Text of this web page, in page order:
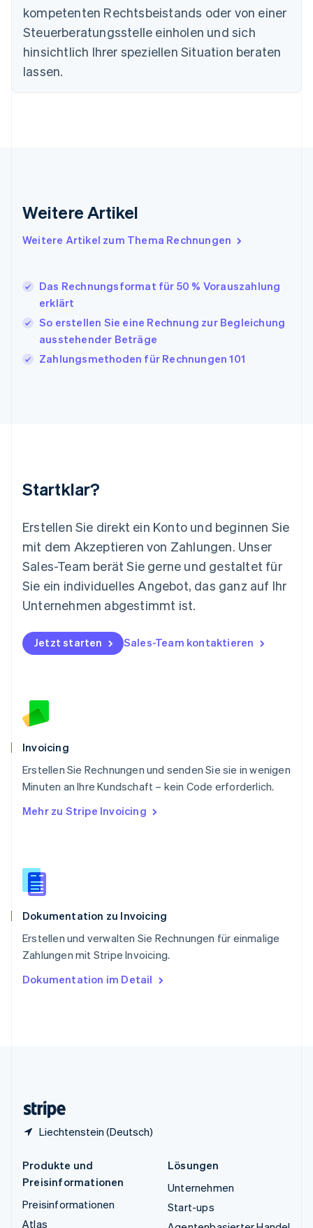
kompetenten Rechtsbeistands oder von einer
Steuerberatungsstelle einholen und sich
hinsichtlich Ihrer speziellen Situation beraten
lassen.
Weitere Artikel
Weitere Artikel zum Thema Rechnungen
Das Rechnungsformat für 50 % Vorauszahlung
erklärt
So erstellen Sie eine Rechnung zur Begleichung
ausstehender Beträge
Zahlungsmethoden für Rechnungen 101
Startklar?
Erstellen Sie direkt ein Konto und beginnen Sie
mit dem Akzeptieren von Zahlungen. Unser
Sales-Team berät Sie gerne und gestaltet für
Sie ein individuelles Angebot, das ganz auf Ihr
Unternehmen abgestimmt ist.
Jetzt starten Sales-Team kontaktieren
Invoicing
Erstellen Sie Rechnungen und senden Sie sie in wenigen
Minuten an Ihre Kundschaft – kein Code erforderlich.
Mehr zu Stripe Invoicing
Dokumentation zu Invoicing
Erstellen und verwalten Sie Rechnungen für einmalige
Zahlungen mit Stripe Invoicing.
Dokumentation im Detail
Liechtenstein (Deutsch)
Finnland
EnglishSvenska
FrançaisEnglish
Gibraltar
Japan
Kanada
EnglishItaliano
Lettland
Liechtenstein
DeutschEnglish
Litauen
Español English
Niederlande
NederlandsEnglish
English
Österreich
Deutsch
Polen
Portugal
PortuguêsEnglish
Schweden
Schweiz
Singapur
English简体中文
Slowakei
Slowenien
English
Spanien
Thailand
Tschechische Republik
English
English
Produkte und
Preisinformationen
Preisinformationen
Atlas
Lösungen
Unternehmen
Start-ups